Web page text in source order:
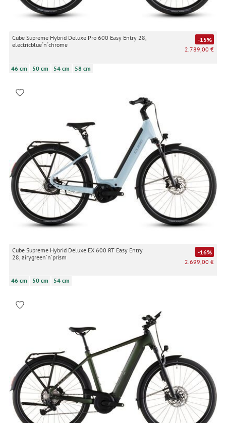
Cube Supreme Hybrid Deluxe Pro 600 Easy Entry 28,
electricblue´n´chrome
-15%
2.789,00 €
46 cm 50 cm 54 cm 58 cm
Cube Supreme Hybrid Deluxe EX 600 RT Easy Entry
28, airygreen´n´prism
-16%
2.699,00 €
46 cm 50 cm 54 cm